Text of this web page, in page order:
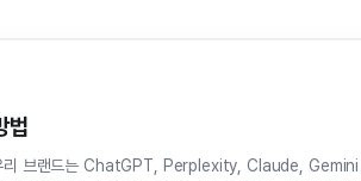
법
리 브랜드는 ChatGPT, Perplexity, Claude, Gemini